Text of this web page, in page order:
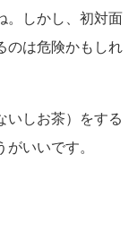
。しかし、初対面
のは危険かもしれ
いしお茶）をする
いいです。